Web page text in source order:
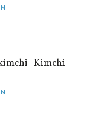
Kimchi